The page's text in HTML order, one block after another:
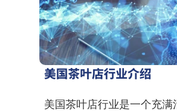
美国茶叶店行业介绍
美国茶叶店行业是一个充满